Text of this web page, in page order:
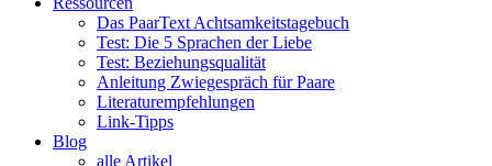
Das PaarText Achtsamkeitstagebuch
Test: Die 5 Sprachen der Liebe
Test: Beziehungsqualität
Anleitung Zwiegespräch für Paare
Literaturempfehlungen
Link-Tipps
Blog
alle Artikel